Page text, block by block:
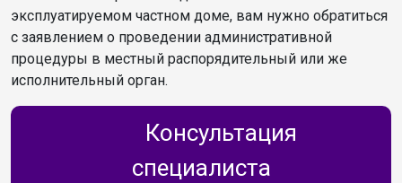
эксплуатируемом частном доме, вам нужно обратиться
с заявлением о проведении административной
процедуры в местный распорядительный или же
исполнительный орган.
Консультация
специалиста